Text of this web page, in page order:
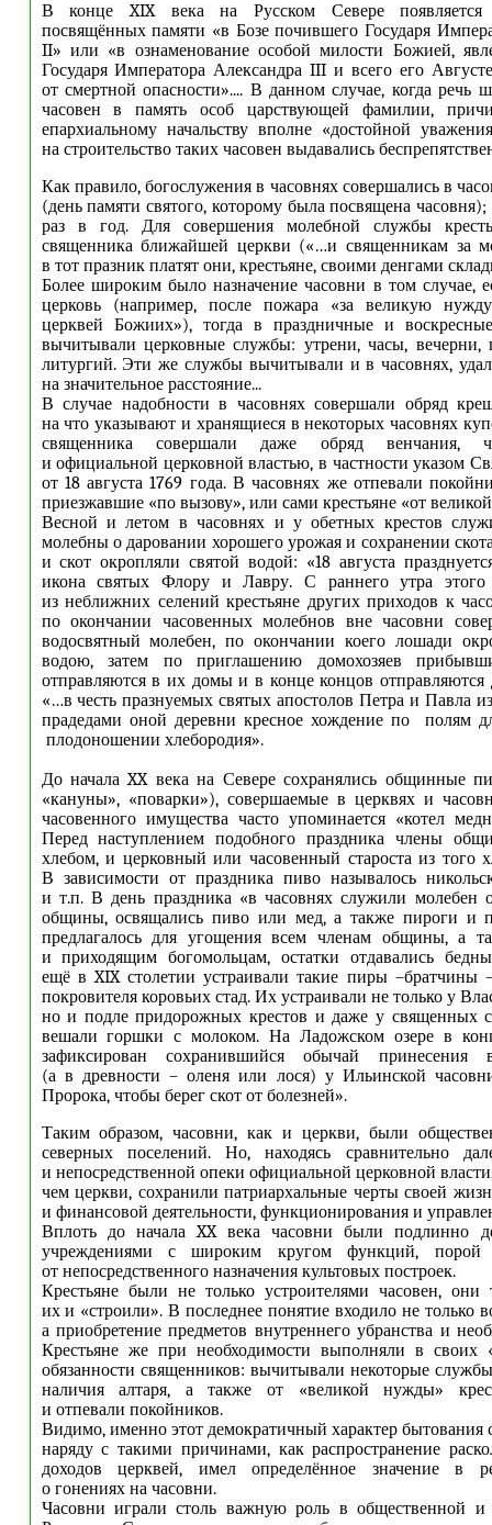
В конце XIX века на Русском Севере появляется
посвящённых памяти «в Бозе почившего Государя
II» или «в ознаменование особой милости Божией,
Государя Императора Александра III и всего его
от смертной опасности».... В данном случае, когда речь
часовен в память особ царствующей фамилии,
епархиальному начальству вполне «достойной
на строительство таких часовен выдавались
Как правило, богослужения в часовнях совершались в
(день памяти святого, которому была посвящена часовня);
раз в год. Для совершения молебной службы
священника ближайшей церкви («…и священникам за
в тот празник платят они, крестьяне, своими денгами
Более широким было назначение часовни в том случае,
церковь (например, после пожара «за великую
церквей Божиих»), тогда в праздничные и
вычитывали церковные службы: утрени, часы, вечерни,
литургий. Эти же службы вычитывали и в часовнях,
на значительное расстояние...
В случае надобности в часовнях совершали обряд
на что указывают и хранящиеся в некоторых часовнях
священника совершали даже обряд венчания,
и официальной церковной властью, в частности указом
от 18 августа 1769 года. В часовнях же отпевали
приезжавшие «по вызову», или сами крестьяне «от
Весной и летом в часовнях и у обетных крестов
молебны о даровании хорошего урожая и сохранении
и скот окропляли святой водой: «18 августа
икона святых Флору и Лавру. С раннего утра этого
из неближних селений крестьяне других приходов к
по окончании часовенных молебнов вне часовни
водосвятный молебен, по окончании коего лошади
водою, затем по приглашению домохозяев
отправляются в их домы и в конце концов отправляются
«…в честь празнуемых святых апостолов Петра и Павла
прадедами оной деревни кресное хождение по полям
плодоношении хлебородия».
До начала XX века на Севере сохранялись общинные
«кануны», «поварки»), совершаемые в церквях и
часовенного имущества часто упоминается «котел
Перед наступлением подобного праздника члены
хлебом, и церковный или часовенный староста из того
В зависимости от праздника пиво называлось
и т.п. В день праздника «в часовнях служили молебен
общины, освящались пиво или мед, а также пироги и
предлагалось для угощения всем членам общины, а
и приходящим богомольцам, остатки отдавались
ещё в XIX столетии устраивали такие пиры –братчины
покровителя коровьих стад. Их устраивали не только у
но и подле придорожных крестов и даже у священных
вешали горшки с молоком. На Ладожском озере в
зафиксирован сохранившийся обычай
(а в древности – оленя или лося) у Ильинской
Пророка, чтобы берег скот от болезней».
Таким образом, часовни, как и церкви, были
северных поселений. Но, находясь сравнительно
и непосредственной опеки официальной церковной
чем церкви, сохранили патриархальные черты своей
и финансовой деятельности, функционирования и
Вплоть до начала XX века часовни были подлинно
учреждениями с широким кругом функций, порой
от непосредственного назначения культовых построек.
Крестьяне были не только устроителями часовен, они
их и «строили». В последнее понятие входило не только
а приобретение предметов внутреннего убранства и
Крестьяне же при необходимости выполняли в своих
обязанности священников: вычитывали некоторые
наличия алтаря, а также от «великой нужды»
и отпевали покойников.
Видимо, именно этот демократичный характер бытования
наряду с такими причинами, как распространение
доходов церквей, имел определённое значение в
о гонениях на часовни.
Часовни играли столь важную роль в общественной